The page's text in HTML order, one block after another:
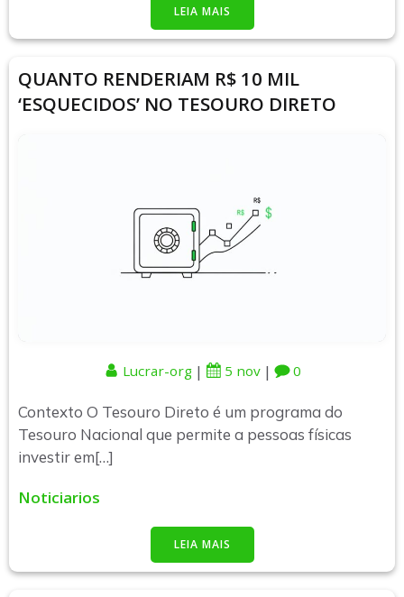
LEIA MAIS
QUANTO RENDERIAM R$ 10 MIL
‘ESQUECIDOS’ NO TESOURO DIRETO
Lucrar-org | 5 nov | 0
Contexto O Tesouro Direto é um programa do
Tesouro Nacional que permite a pessoas físicas
investir em[…]
Noticiarios
LEIA MAIS